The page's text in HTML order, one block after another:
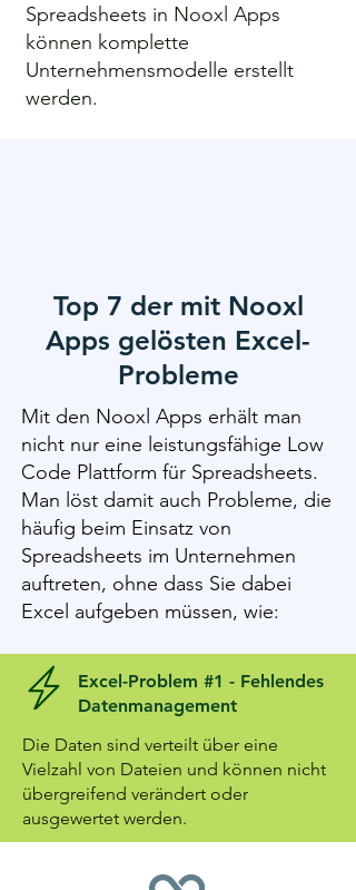
Spreadsheets in Nooxl Apps
können komplette
Unternehmensmodelle erstellt
werden.
Top 7 der mit Nooxl
Apps gelösten Excel-
Probleme
Mit den Nooxl Apps erhält man
nicht nur eine leistungsfähige Low
Code Plattform für Spreadsheets.
Man löst damit auch Probleme, die
häufig beim Einsatz von
Spreadsheets im Unternehmen
auftreten, ohne dass Sie dabei
Excel aufgeben müssen, wie:
Excel-Problem #1 - Fehlendes
Datenmanagement
Die Daten sind verteilt über eine
Vielzahl von Dateien und können nicht
übergreifend verändert oder
ausgewertet werden.